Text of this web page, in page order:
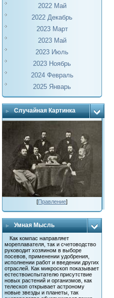
2022 Май
2022 Декабрь
2023 Март
2023 Май
2023 Июль
2023 Ноябрь
2024 Февраль
2025 Январь
Случайная Картинка
[Правление]
Умная Мысль
Как компас направляет
мореплавателя, так и счетоводство
руководит хозяином в выборе
посевов, применении удобрения,
исполнении работ и введении других
отраслей. Как микроскоп показывает
естествоиспытателю присутствие
новых растений и организмов, как
телескоп открывает астроному
новые звезды и планеты, так